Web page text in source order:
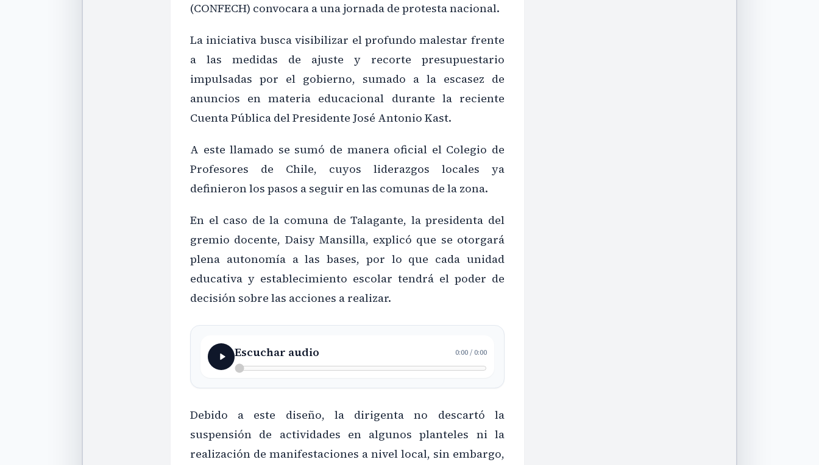
(CONFECH) convocara a una jornada de protesta nacional.
La iniciativa busca visibilizar el profundo malestar frente
a las medidas de ajuste y recorte presupuestario
impulsadas por el gobierno, sumado a la escasez de
anuncios en materia educacional durante la reciente
Cuenta Pública del Presidente José Antonio Kast.
A este llamado se sumó de manera oficial el Colegio de
Profesores de Chile, cuyos liderazgos locales ya
definieron los pasos a seguir en las comunas de la zona.
En el caso de la comuna de Talagante, la presidenta del
gremio docente, Daisy Mansilla, explicó que se otorgará
plena autonomía a las bases, por lo que cada unidad
educativa y establecimiento escolar tendrá el poder de
decisión sobre las acciones a realizar.
Escuchar audio 0:00/0:00
Debido a este diseño, la dirigenta no descartó la
suspensión de actividades en algunos planteles ni la
realización de manifestaciones a nivel local, sin embargo,